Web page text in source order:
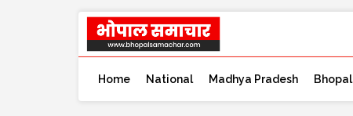
Home National Madhya Pradesh Bhopal